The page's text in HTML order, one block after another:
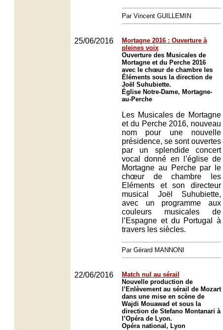
Par Vincent GUILLEMIN
25/06/2016
Mortagne 2016 : Ouverture à
pleines voix
Ouverture des Musicales de
Mortagne et du Perche 2016
avec le chœur de chambre les
Éléments sous la direction de
Joël Suhubiette.
Église Notre-Dame, Mortagne-
au-Perche
Les Musicales de Mortagne
et du Perche 2016, nouveau
nom pour une nouvelle
présidence, se sont ouvertes
par un splendide concert
vocal donné en l’église de
Mortagne au Perche par le
chœur de chambre les
Eléments et son directeur
musical Joël Suhubiette,
avec un programme aux
couleurs musicales de
l’Espagne et du Portugal à
travers les siècles.
Par Gérard MANNONI
22/06/2016
Match nul au sérail
Nouvelle production de
l’Enlèvement au sérail de Mozart
dans une mise en scène de
Wajdi Mouawad et sous la
direction de Stefano Montanari à
l’Opéra de Lyon.
Opéra national, Lyon